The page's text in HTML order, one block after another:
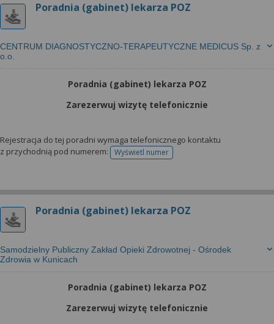
Poradnia (gabinet) lekarza POZ
CENTRUM DIAGNOSTYCZNO-TERAPEUTYCZNE MEDICUS Sp. z
o.o.
Poradnia (gabinet) lekarza POZ
Zarezerwuj wizytę telefonicznie
Rejestracja do tej poradni wymaga telefonicznego kontaktu
z przychodnią pod numerem:
Wyświetl numertelefonu do rejestracji
Poradnia (gabinet) lekarza POZ
Samodzielny Publiczny Zakład Opieki Zdrowotnej - Ośrodek
Zdrowia w Kunicach
Poradnia (gabinet) lekarza POZ
Zarezerwuj wizytę telefonicznie